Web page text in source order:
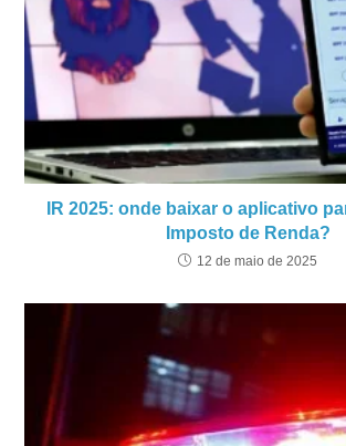
IR 2025: onde baixar o aplicativo
Imposto de Renda?
12 de maio de 2025